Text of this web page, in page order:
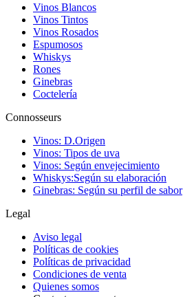
Vinos Blancos
Vinos Tintos
Vinos Rosados
Espumosos
Whiskys
Rones
Ginebras
Coctelería
Connosseurs
Vinos: D.Origen
Vinos: Tipos de uva
Vinos: Según envejecimiento
Whiskys:Según su elaboración
Ginebras: Según su perfil de sabor
Legal
Aviso legal
Políticas de cookies
Políticas de privacidad
Condiciones de venta
Quienes somos